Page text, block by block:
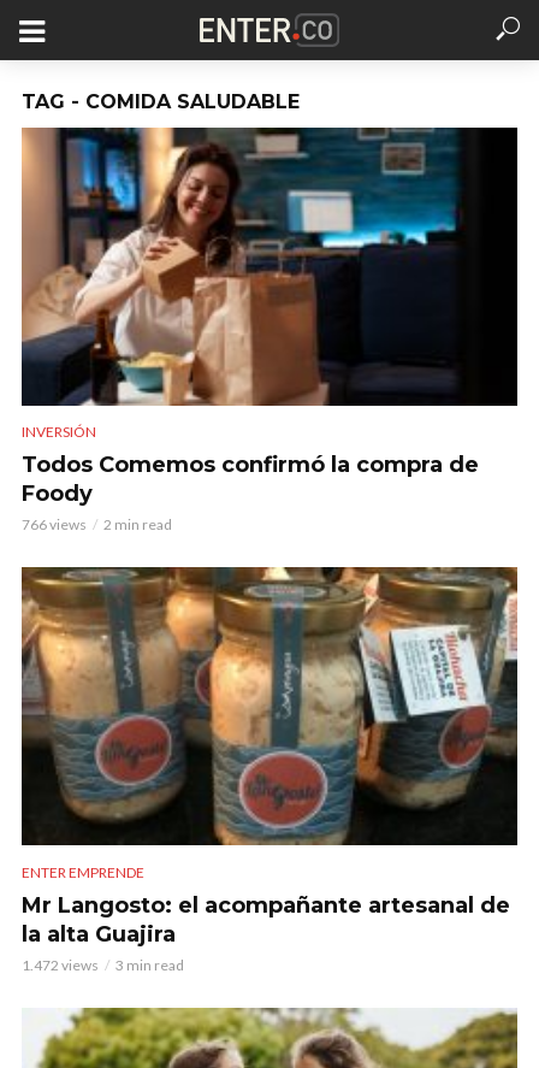
TAG - COMIDA SALUDABLE
INVERSIÓN
Todos Comemos confirmó la compra de
Foody
766 views 2 min read
ENTER EMPRENDE
Mr Langosto: el acompañante artesanal de
la alta Guajira
1.472 views 3 min read